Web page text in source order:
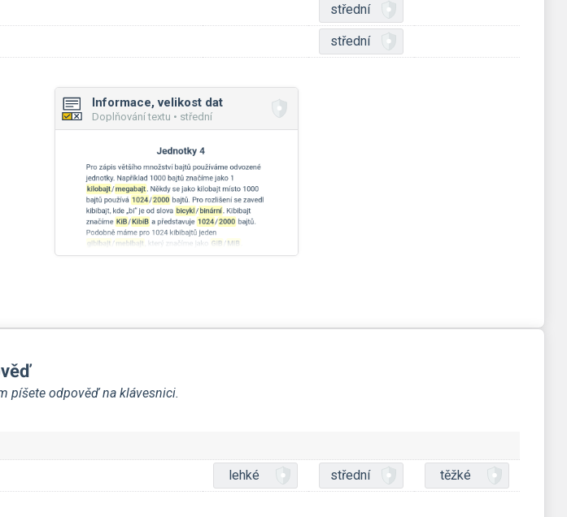
střední
střední
Informace, velikost dat
Doplňování textu • střední
píšete odpověď na klávesnici.
lehké střední těžké